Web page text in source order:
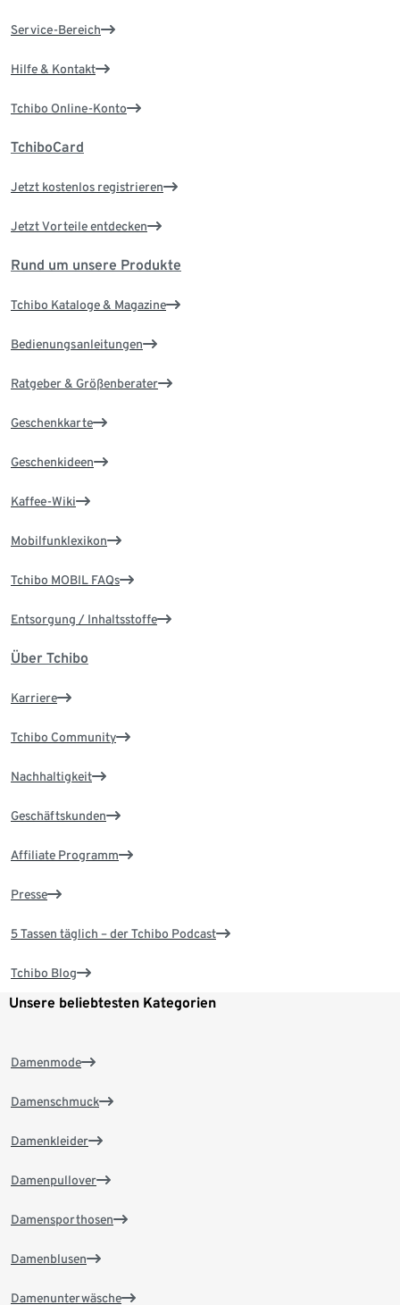
Service-Bereich
Hilfe & Kontakt
Tchibo Online-Konto
TchiboCard
Jetzt kostenlos registrieren
Jetzt Vorteile entdecken
Rund um unsere Produkte
Tchibo Kataloge & Magazine
Bedienungsanleitungen
Ratgeber & Größenberater
Geschenkkarte
Geschenkideen
Kaffee-Wiki
Mobilfunklexikon
Tchibo MOBIL FAQs
Entsorgung / Inhaltsstoffe
Über Tchibo
Karriere
Tchibo Community
Nachhaltigkeit
Geschäftskunden
Affiliate Programm
Presse
5 Tassen täglich – der Tchibo Podcast
Tchibo Blog
Unsere beliebtesten Kategorien
Damenmode
Damenschmuck
Damenkleider
Damenpullover
Damensporthosen
Damenblusen
Damenunterwäsche